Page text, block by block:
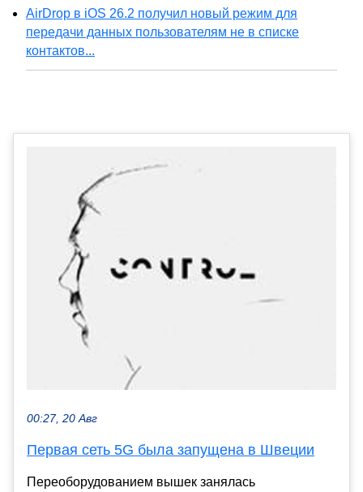
AirDrop в iOS 26.2 получил новый режим для
передачи данных пользователям не в списке
контактов...
00:27, 20 Авг
Первая сеть 5G была запущена в Швеции
Переоборудованием вышек занялась